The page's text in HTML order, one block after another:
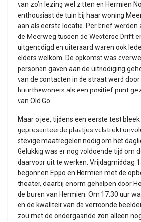
van zo’n lezing wel zitten en Hermien
enthousiast de tuin bij haar woning
aan als eerste locatie. Per brief werden
de Meerweg tussen de Westerse Drift
uitgenodigd en uiteraard waren ook
elders welkom. De opkomst was
personen gaven aan de uitnodiging
van de contacten in de straat werd door
buurtbewoners als een positief punt
van Old Go.
Maar o jee, tijdens een eerste test
gepresenteerde plaatjes volstrekt
stevige maatregelen nodig om het
Gelukkig was er nog voldoende tijd om
daarvoor uit te werken. Vrijdagmiddag
begonnen Eppo en Hermien met de
theater, daarbij enorm geholpen door
de buren van Hermien. Om 17.30 uur
en de kwaliteit van de vertoonde
zou met de ondergaande zon alleen